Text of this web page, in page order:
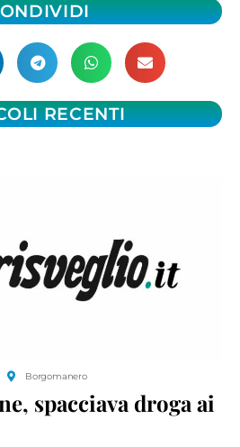
RECENTI
Borgomanero
spacciava droga ai